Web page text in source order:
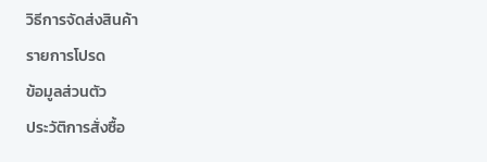
วิธีการจัดส่งสินค้า
รายการโปรด
ข้อมูลส่วนตัว
ประวัติการสั่งซื้อ